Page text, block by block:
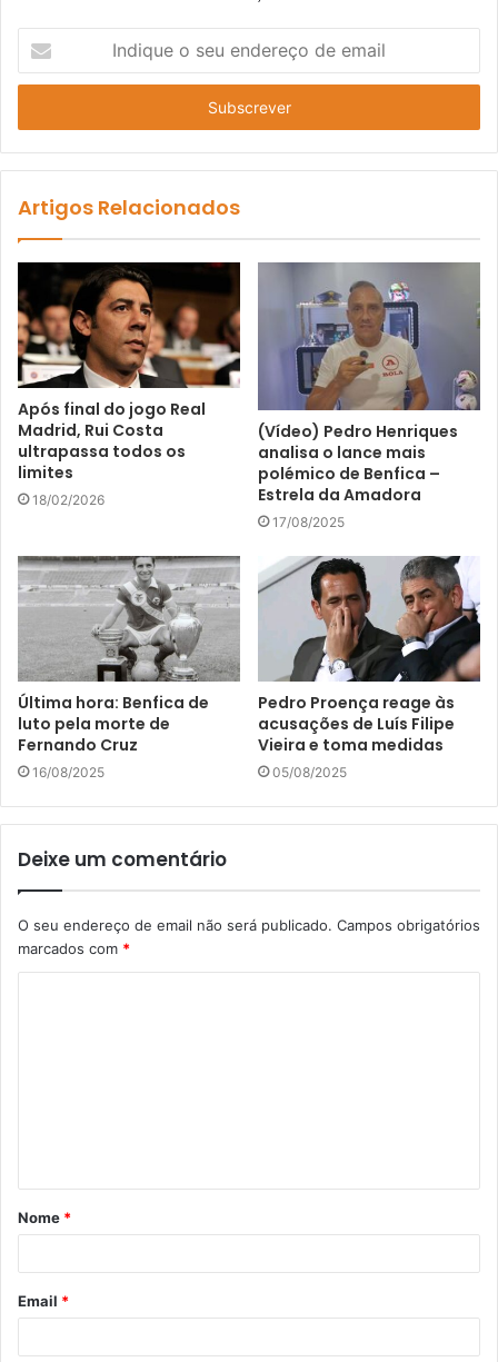
d
q
u
o
e
e
n
d
e
r
e
ç
o
d
e
m
a
Artigos Relacionados
Após final do jogo Real
Madrid, Rui Costa
ultrapassa todos os
limites
18/02/2026
(Vídeo) Pedro Henriques
analisa o lance mais
polémico de Benfica –
Estrela da Amadora
17/08/2025
Última hora: Benfica de
luto pela morte de
Fernando Cruz
16/08/2025
Pedro Proença reage às
acusações de Luís Filipe
Vieira e toma medidas
05/08/2025
Deixe um comentário
O seu endereço de email não será publicado. Campos obrigatórios
marcados com *
á
r
*
Nome *
Email *